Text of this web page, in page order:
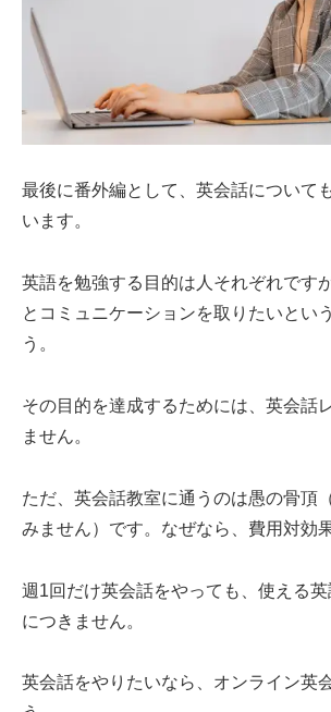
最後に番外編として、英会話について
います。
英語を勉強する目的は人それぞれです
とコミュニケーションを取りたいとい
う。
その目的を達成するためには、英会話
ません。
ただ、英会話教室に通うのは愚の骨頂
みません）です。なぜなら、費用対効
週1回だけ英会話をやっても、使える
につきません。
英会話をやりたいなら、オンライン英